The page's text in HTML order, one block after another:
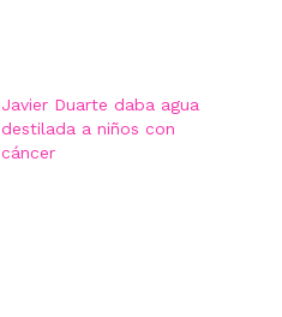
Javier Duarte daba agua
destilada a niños con
cáncer